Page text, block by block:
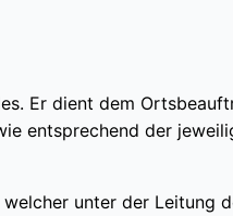
Er dient dem
entsprechend der
unter der Leitung